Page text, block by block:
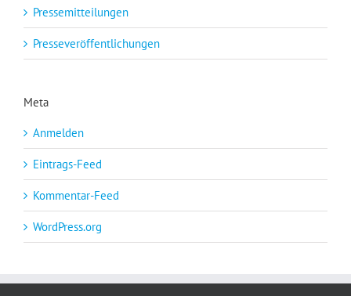
Pressemitteilungen
Presseveröffentlichungen
Meta
Anmelden
Eintrags-Feed
Kommentar-Feed
WordPress.org